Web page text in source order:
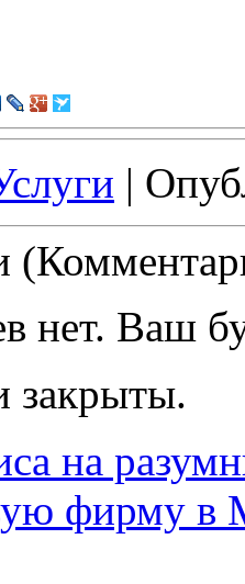
|
нет. Ваш
закрыты.
на
фирму в